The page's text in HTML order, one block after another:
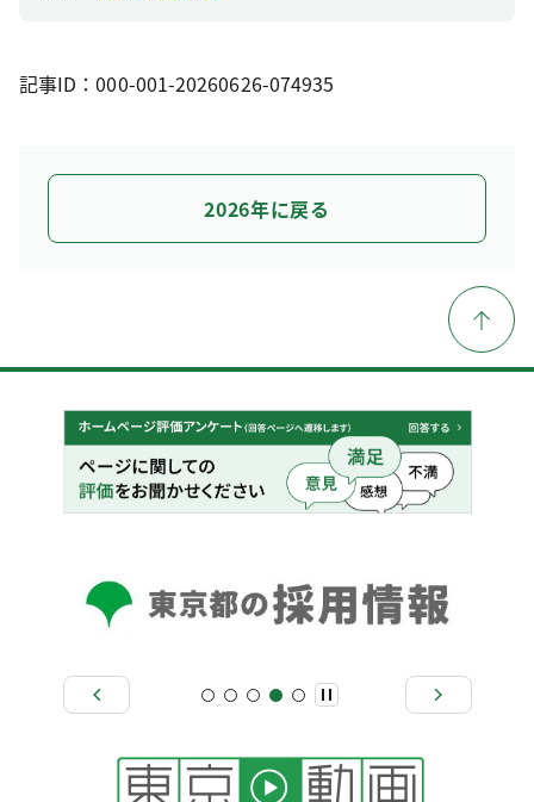
記事ID：000-001-20260626-074935
2026年に戻る